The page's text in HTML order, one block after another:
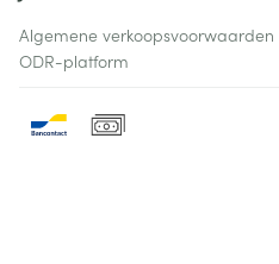
Algemene verkoopsvoorwaarden
ODR-platform